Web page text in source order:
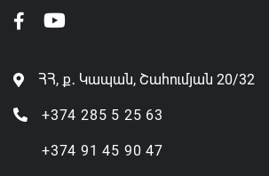
ՀՀ, ք․ Կապան, Շահումյան 20/32
+374 285 5 25 63
+374 91 45 90 47